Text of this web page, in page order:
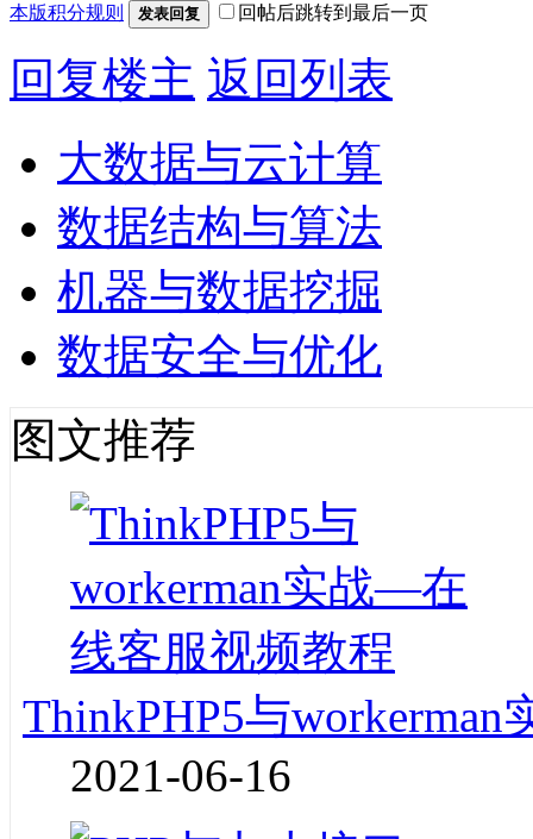
本版积分规则 发表回复 回帖后跳转到最后一页
回复楼主 返回列表
大数据与云计算
数据结构与算法
机器与数据挖掘
数据安全与优化
图文推荐
ThinkPHP5与
2021-06-16